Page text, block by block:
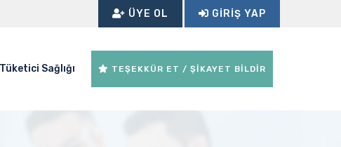
ÜYE OL GIRIŞ YAP
Tüketici Sağlığı TEŞEKKÜR ET / ŞİKAYET BİLDİR